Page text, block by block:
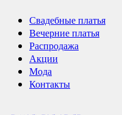
Свадебные платья
Вечерние платья
Распродажа
Акции
Мода
Контакты